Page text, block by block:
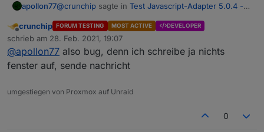
apollon77@crunchip sagte in Test Javascript-Adapter 5.0.4 -
Ist doch üblich via device zu triggern was nicht
beschreibbar ist.
Also lesend ja ... an sich sollte die meldung nur
kommen wenn man in ein read-only Feld SCHREIBT
Offline
crunchip FORUM TESTING MOST ACTIVE DEVELOPER
schrieb am 28. Feb. 2021, 19:07
zuletzt editiert von
@apollon77 also bug, denn ich schreibe ja nichts
fenster auf, sende nachricht
umgestiegen von Proxmox auf Unraid
0